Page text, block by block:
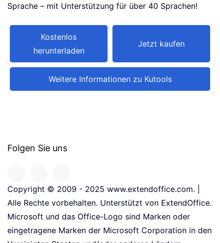
Sprache – mit Unterstützung für über 40 Sprachen!
Kostenlos
herunterladen
Jetzt kaufen
Weitere Informationen zu Kutools
Folgen Sie uns
Copyright © 2009 - 2025 www.extendoffice.com. |
Alle Rechte vorbehalten. Unterstützt von ExtendOffice.
Microsoft und das Office-Logo sind Marken oder
eingetragene Marken der Microsoft Corporation in den